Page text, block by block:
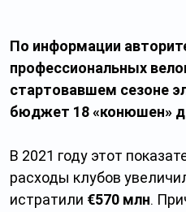
По информации
профессиональных
стартовавшем сезоне
бюджет 18 «конюшен»
В 2021 году этот
расходы клубов
истратили €570 млн.